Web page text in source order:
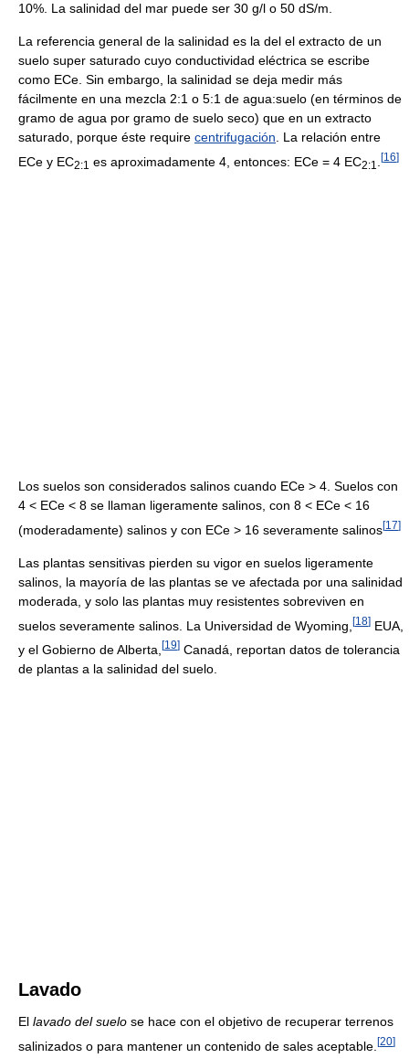
10%. La salinidad del mar puede ser 30 g/l o 50 dS/m.
La referencia general de la salinidad es la del el extracto de un
suelo super saturado cuyo conductividad eléctrica se escribe
como ECe. Sin embargo, la salinidad se deja medir más
fácilmente en una mezcla 2:1 o 5:1 de agua:suelo (en términos de
gramo de agua por gramo de suelo seco) que en un extracto
saturado, porque éste require centrifugación. La relación entre
ECe y EC2:1 es aproximadamente 4, entonces: ECe = 4 EC2:1
[16]
Los suelos son considerados salinos cuando ECe > 4. Suelos con
4 < ECe < 8 se llaman ligeramente salinos, con 8 < ECe < 16
(moderadamente) salinos y con ECe > 16 severamente salinos[17]
Las plantas sensitivas pierden su vigor en suelos ligeramente
salinos, la mayoría de las plantas se ve afectada por una salinidad
moderada, y solo las plantas muy resistentes sobreviven en
suelos severamente salinos. La Universidad de Wyoming, [18] EUA,
y el Gobierno de Alberta, [19] Canadá, reportan datos de tolerancia
de plantas a la salinidad del suelo.
Lavado
El lavado del suelo se hace con el objetivo de recuperar terrenos
salinizados o para mantener un contenido de sales aceptable. [20]